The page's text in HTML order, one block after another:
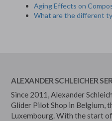
Aging Effects on
What are the different
ALEXANDER SCHLEICHER
Since 2011, Alexander
Glider Pilot Shop in Belgium,
Luxembourg. With the start